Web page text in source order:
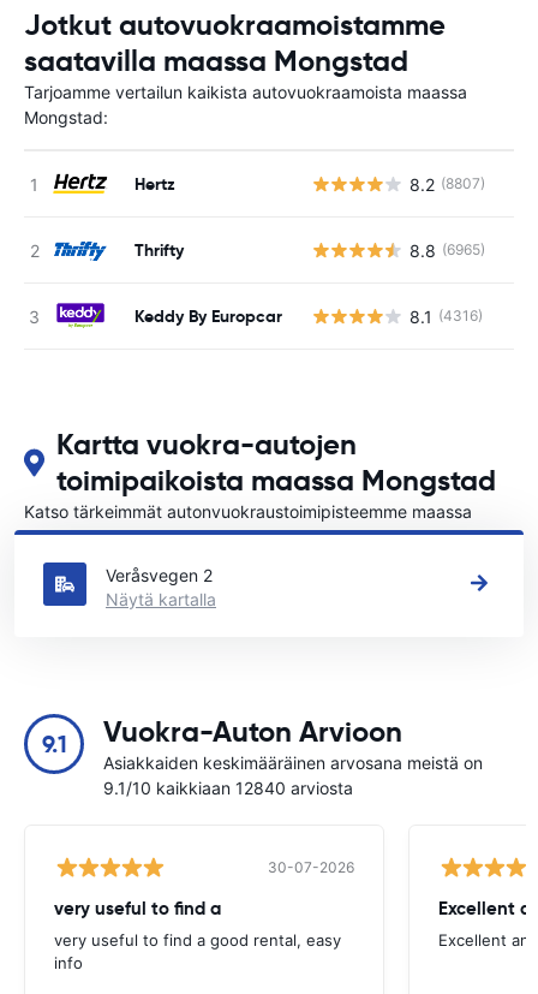
Jotkut autovuokraamoistamme
saatavilla maassa Mongstad
Tarjoamme vertailun kaikista autovuokraamoista maassa
Mongstad:
Hertz 8.2 (8807)
Thrifty 8.8 (6965)
Keddy By Europcar 8.1 (4316)
Kartta vuokra-autojen
toimipaikoista maassa Mongstad
Katso tärkeimmät autonvuokraustoimipisteemme maassa
Mongstad
Veråsvegen 2
Näytä kartalla
9.1 Vuokra-Auton Arvioon
Asiakkaiden keskimääräinen arvosana meistä on
9.1/10 kaikkiaan 12840 arviosta
30-07-2026
very useful to find a
very useful to find a good rental, easy
info
Excellent
Excellent